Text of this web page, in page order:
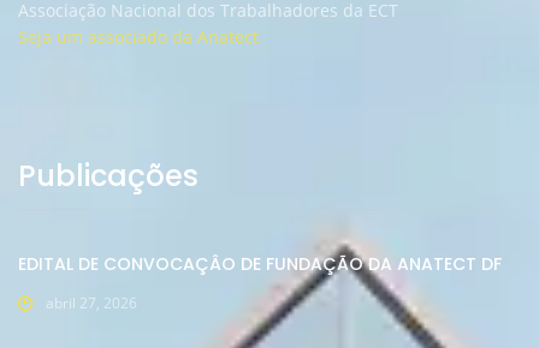
Associação Nacional dos Trabalhadores da ECT
Seja um associado da Anatect
Publicações
EDITAL DE CONVOCAÇÂO DE FUNDAÇÃO DA ANATECT DF
abril 27, 2026